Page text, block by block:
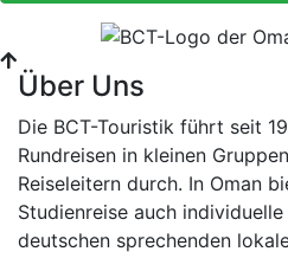
Über Uns
Die BCT-Touristik führt seit
Rundreisen in kleinen
Reiseleitern durch. In Oman
Studienreise auch
deutschen sprechenden